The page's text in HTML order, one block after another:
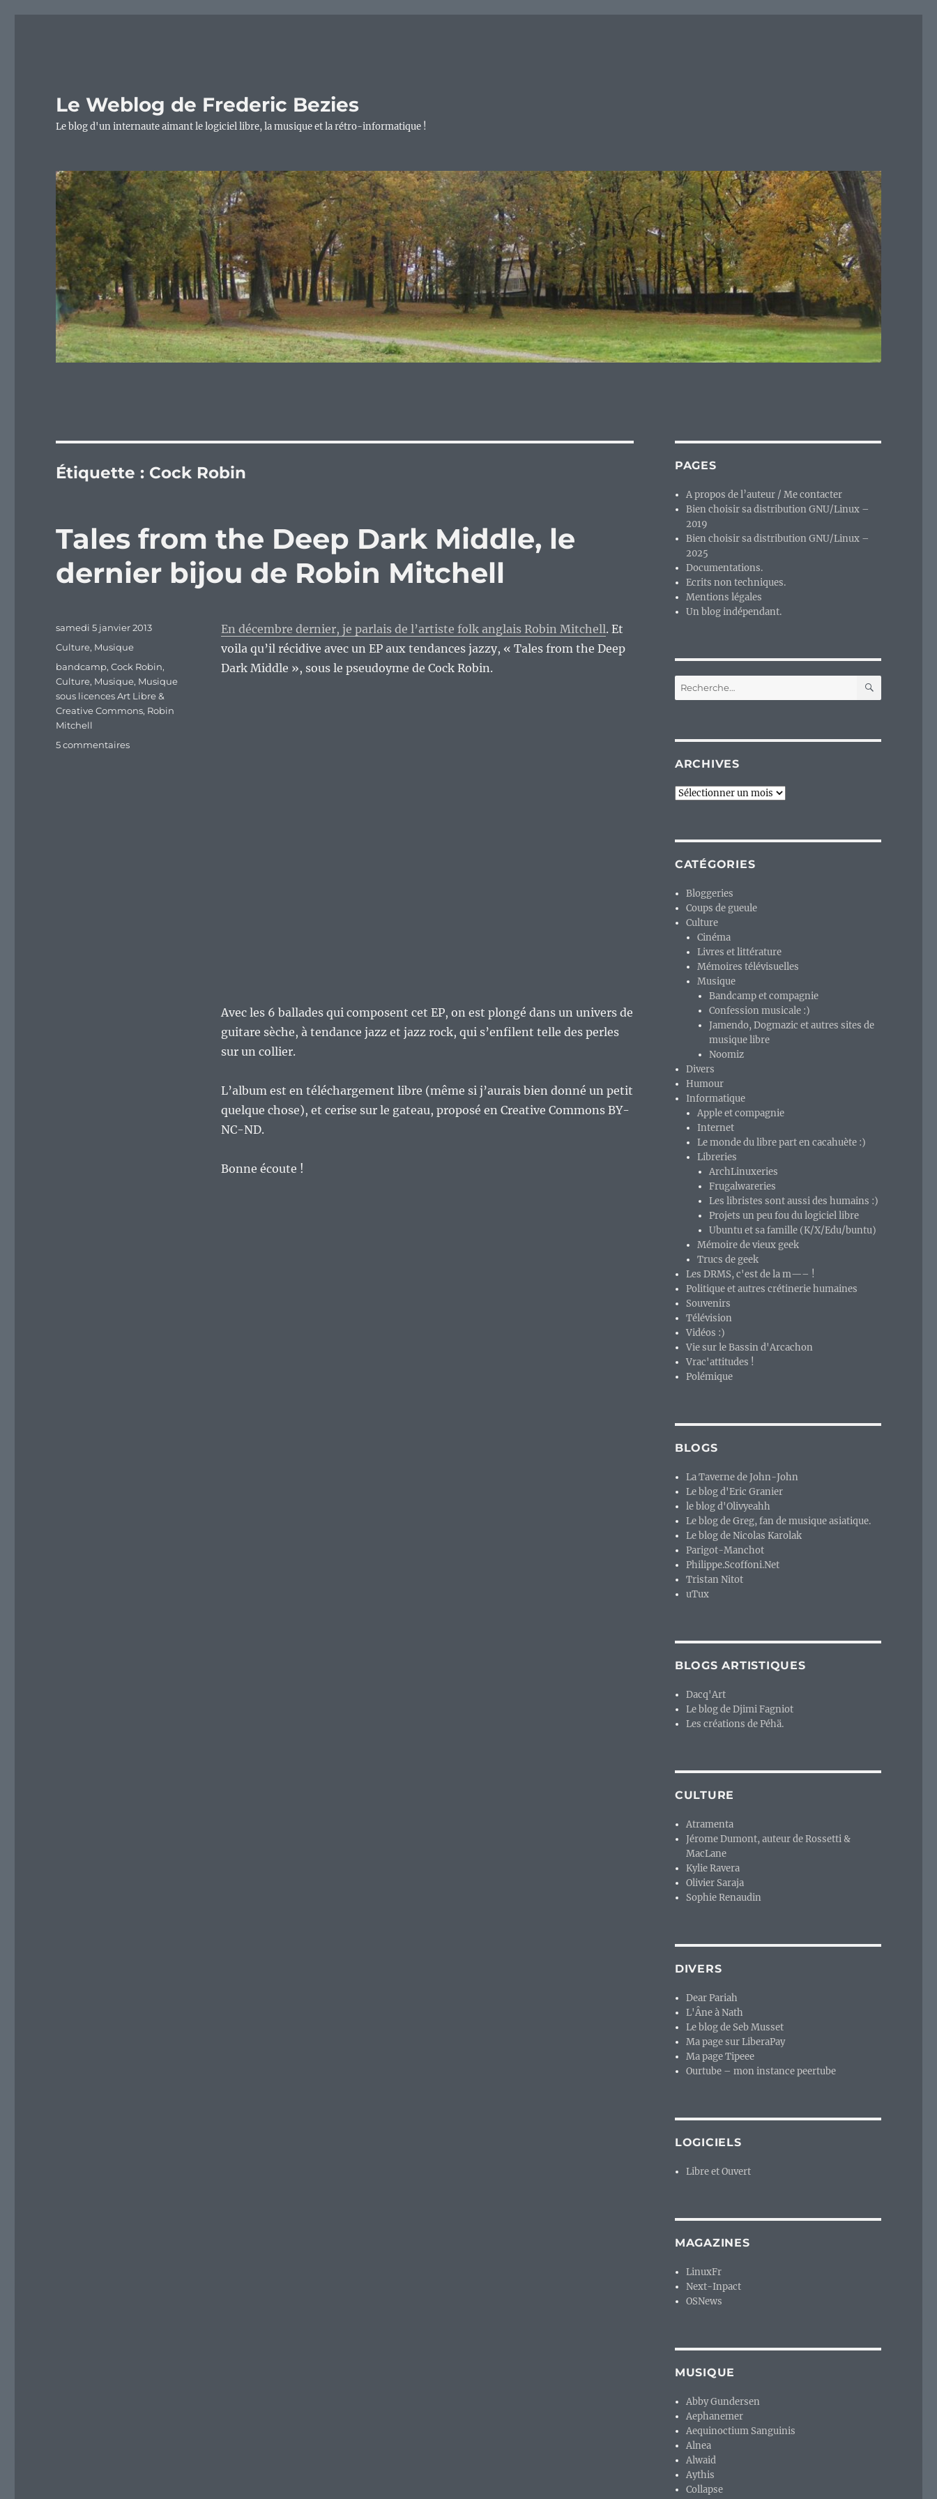
Le Weblog de Frederic Bezies
Le blog d'un internaute aimant le logiciel libre, la musique et la rétro-informatique !
Étiquette : Cock Robin
Tales from the Deep Dark Middle, le
dernier bijou de Robin Mitchell
En décembre dernier, je parlais de l’artiste folk anglais Robin Mitchell. Et
voila qu’il récidive avec un EP aux tendances jazzy, « Tales from the Deep
Dark Middle », sous le pseudoyme de Cock Robin.
Avec les 6 ballades qui composent cet EP, on est plongé dans un univers de
guitare sèche, à tendance jazz et jazz rock, qui s’enfilent telle des perles
sur un collier.
L’album est en téléchargement libre (même si j’aurais bien donné un petit
quelque chose), et cerise sur le gateau, proposé en Creative Commons BY-
NC-ND.
Bonne écoute !
Publié
samedi 5 janvier 2013
Catégories
Culture, Musique
Étiquettes
bandcamp,Cock Robin,
Culture, Musique, Musique
sous licences Art Libre &
Creative Commons, Robin
Mitchell
5 commentairessur
PAGES
A propos de l’auteur / Me contacter
Bien choisir sa distribution GNU/Linux –
2019
Bien choisir sa distribution GNU/Linux –
2025
Documentations.
Ecrits non techniques.
Mentions légales
Un blog indépendant.
Recherche
pour :
ARCHIVES
Archives
CATÉGORIES
Bloggeries
Coups de gueule
Culture
Cinéma
Livres et littérature
Mémoires télévisuelles
Musique
Bandcamp et compagnie
Confession musicale :)
Jamendo, Dogmazic et autres sites de
musique libre
Noomiz
Divers
Humour
Informatique
Apple et compagnie
Internet
Le monde du libre part en cacahuète :)
Libreries
ArchLinuxeries
Frugalwareries
Les libristes sont aussi des humains :)
Projets un peu fou du logiciel libre
Ubuntu et sa famille (K/X/Edu/buntu)
Mémoire de vieux geek
Trucs de geek
Les DRMS, c'est de la m—– !
Politique et autres crétinerie humaines
Souvenirs
Télévision
Vidéos :)
Vie sur le Bassin d'Arcachon
Vrac'attitudes !
Polémique
BLOGS
La Taverne de John-John
Le blog d'Eric Granier
le blog d'Olivyeahh
Le blog de Greg, fan de musique asiatique.
Le blog de Nicolas Karolak
Parigot-Manchot
Philippe.Scoffoni.Net
Tristan Nitot
uTux
BLOGS ARTISTIQUES
Dacq'Art
Le blog de Djimi Fagniot
Les créations de Péhä.
CULTURE
Atramenta
Jérome Dumont, auteur de Rossetti &
MacLane
Kylie Ravera
Olivier Saraja
Sophie Renaudin
DIVERS
Dear Pariah
L'Âne à Nath
Le blog de Seb Musset
Ma page sur LiberaPay
Ma page Tipeee
Ourtube – mon instance peertube
LOGICIELS
Libre et Ouvert
MAGAZINES
LinuxFr
Next-Inpact
OSNews
MUSIQUE
Abby Gundersen
Aephanemer
Aequinoctium Sanguinis
Alnea
Alwaid
Aythis
Collapse